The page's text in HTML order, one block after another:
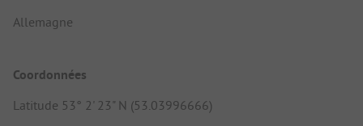
Allemagne
Coordonnées
Latitude 53° 2' 23" N (53.03996666)